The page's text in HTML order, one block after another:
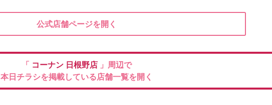
公式店舗ページを開く
「 コーナン 日根野店 」周辺で
本日チラシを掲載している店舗一覧を開く